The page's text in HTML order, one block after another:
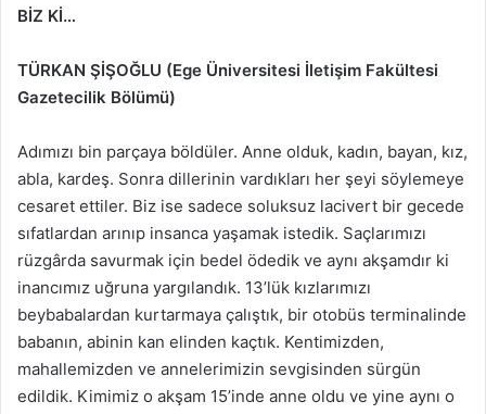
BİZ Kİ…
TÜRKAN ŞİŞOĞLU (Ege Üniversitesi İletişim Fakültesi
Gazetecilik Bölümü)
Adımızı bin parçaya böldüler. Anne olduk, kadın, bayan, kız,
abla, kardeş. Sonra dillerinin vardıkları her şeyi söylemeye
cesaret ettiler. Biz ise sadece soluksuz lacivert bir gecede
sıfatlardan arınıp insanca yaşamak istedik. Saçlarımızı
rüzgârda savurmak için bedel ödedik ve aynı akşamdır ki
inancımız uğruna yargılandık. 13’lük kızlarımızı
beybabalardan kurtarmaya çalıştık, bir otobüs terminalinde
babanın, abinin kan elinden kaçtık. Kentimizden,
mahallemizden ve annelerimizin sevgisinden sürgün
edildik. Kimimiz o akşam 15’inde anne oldu ve yine aynı o